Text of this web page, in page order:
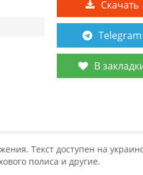
Скачать
Telegram
В
Текст доступен на
полиса и другие.